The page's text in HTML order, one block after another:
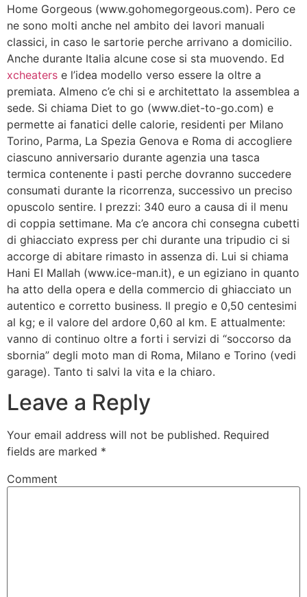
Home Gorgeous (www.gohomegorgeous.com). Pero ce
ne sono molti anche nel ambito dei lavori manuali
classici, in caso le sartorie perche arrivano a domicilio.
Anche durante Italia alcune cose si sta muovendo. Ed
xcheaters e l’idea modello verso essere la oltre a
premiata. Almeno c’e chi si e architettato la assemblea a
sede. Si chiama Diet to go (www.diet-to-go.com) e
permette ai fanatici delle calorie, residenti per Milano
Torino, Parma, La Spezia Genova e Roma di accogliere
ciascuno anniversario durante agenzia una tasca
termica contenente i pasti perche dovranno succedere
consumati durante la ricorrenza, successivo un preciso
opuscolo sentire. I prezzi: 340 euro a causa di il menu
di coppia settimane. Ma c’e ancora chi consegna cubetti
di ghiacciato express per chi durante una tripudio ci si
accorge di abitare rimasto in assenza di. Lui si chiama
Hani EI Mallah (www.ice-man.it), e un egiziano in quanto
ha atto della opera e della commercio di ghiacciato un
autentico e corretto business. Il pregio e 0,50 centesimi
al kg; e il valore del ardore 0,60 al km. E attualmente:
vanno di continuo oltre a forti i servizi di “soccorso da
sbornia” degli moto man di Roma, Milano e Torino (vedi
garage). Tanto ti salvi la vita e la chiaro.
Leave a Reply
Your email address will not be published. Required
fields are marked *
Comment